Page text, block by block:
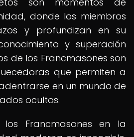
donde los miembros
y profundizan en su
y superación
de los Francmasones son
que permiten a
en un mundo de
ocultos.
Francmasones en la